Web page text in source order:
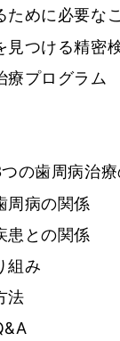
ために必要な
見つける精密
療プログラム
の歯周病治
周病の関係
患との関係
組み
法